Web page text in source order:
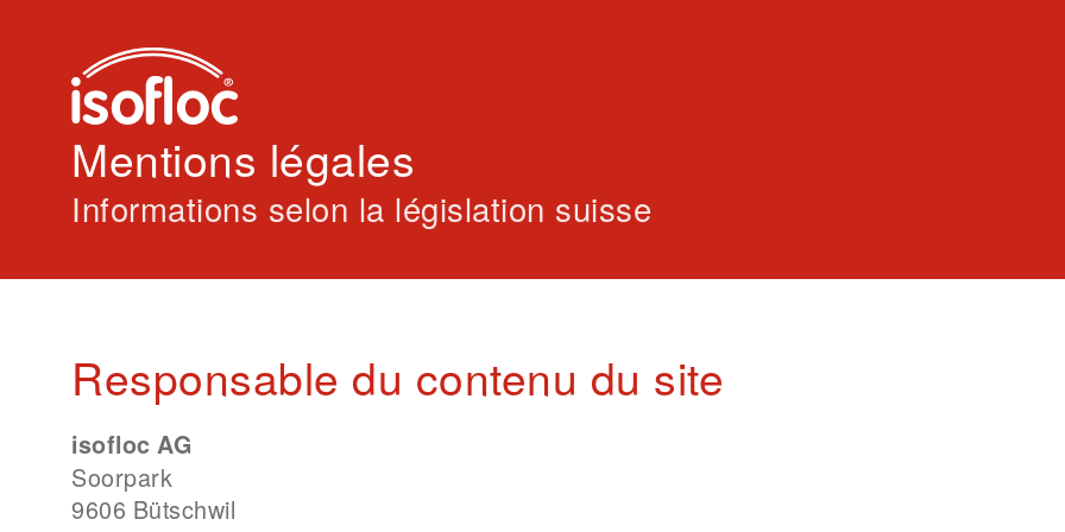
Mentions légales
Informations selon la législation suisse
Responsable du contenu du site
isofloc AG
Soorpark
9606 Bütschwil